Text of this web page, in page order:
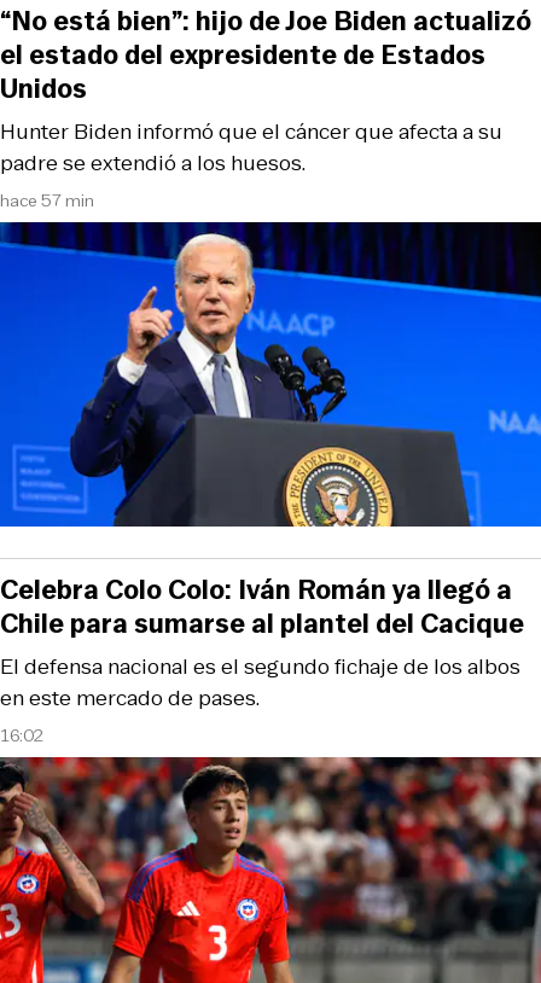
hace 57 min
Hunter Biden informó que el cáncer que afecta a su
padre se extendió a los huesos.
“No está bien”: hijo de Joe Biden actualizó
el estado del expresidente de Estados
Unidos
16:02
El defensa nacional es el segundo fichaje de los albos
en este mercado de pases.
Celebra Colo Colo: Iván Román ya llegó a
Chile para sumarse al plantel del Cacique